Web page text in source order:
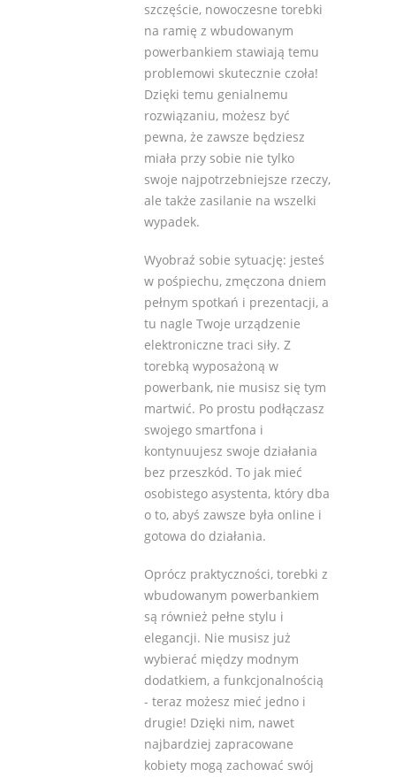
szczęście, nowoczesne torebki
na ramię z wbudowanym
powerbankiem stawiają temu
problemowi skutecznie czoła!
Dzięki temu genialnemu
rozwiązaniu, możesz być
pewna, że zawsze będziesz
miała przy sobie nie tylko
swoje najpotrzebniejsze rzeczy,
ale także zasilanie na wszelki
wypadek.
Wyobraź sobie sytuację: jesteś
w pośpiechu, zmęczona dniem
pełnym spotkań i prezentacji, a
tu nagle Twoje urządzenie
elektroniczne traci siły. Z
torebką wyposażoną w
powerbank, nie musisz się tym
martwić. Po prostu podłączasz
swojego smartfona i
kontynuujesz swoje działania
bez przeszkód. To jak mieć
osobistego asystenta, który dba
o to, abyś zawsze była online i
gotowa do działania.
Oprócz praktyczności, torebki z
wbudowanym powerbankiem
są również pełne stylu i
elegancji. Nie musisz już
wybierać między modnym
dodatkiem, a funkcjonalnością
- teraz możesz mieć jedno i
drugie! Dzięki nim, nawet
najbardziej zapracowane
kobiety mogą zachować swój